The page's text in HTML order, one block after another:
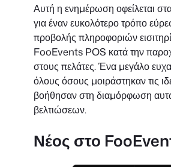
Αυτή η ενημέρωση οφείλεται
για έναν ευκολότερο τρόπο
προβολής πληροφοριών
FooEvents POS κατά την
στους πελάτες. Ένα μεγάλο
όλους όσους μοιράστηκαν τις
βοήθησαν στη διαμόρφωση
βελτιώσεων.
Νέος στο